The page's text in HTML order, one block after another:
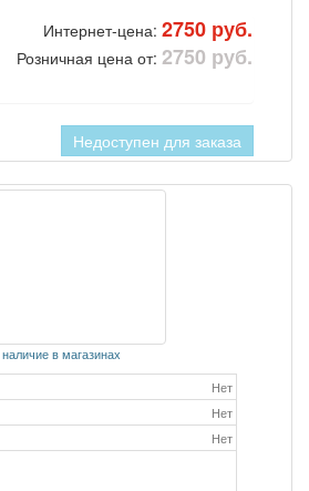
Интернет-цена: 2750 руб.
Розничная цена от: 2750 руб.
Недоступен для заказа
наличие в магазинах
Нет
Нет
Нет